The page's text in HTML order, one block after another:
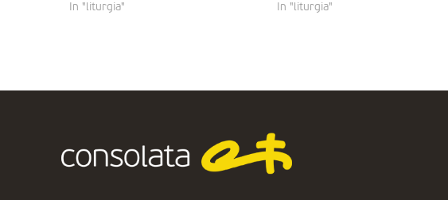
In "liturgia"
In "liturgia"